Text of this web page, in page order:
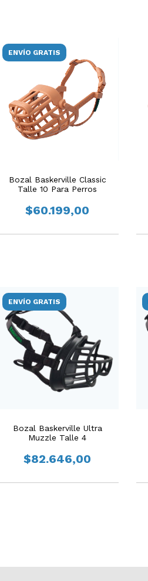
ENVÍO GRATIS
Bozal Baskerville Classic
Talle 10 Para Perros
$60.199,00
ENVÍO GRATIS
Bozal Baskerville Ultra
Muzzle Talle 4
$82.646,00